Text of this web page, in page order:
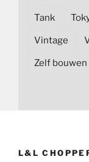
Tank
Vintage
Zelf bouwen
L&L